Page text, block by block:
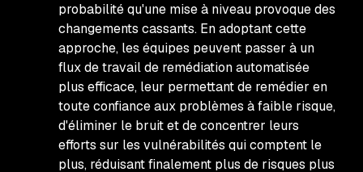
probabilité qu'une mise à niveau provoque des
changements cassants. En adoptant cette
approche, les équipes peuvent passer à un
flux de travail de remédiation automatisée
plus efficace, leur permettant de remédier en
toute confiance aux problèmes à faible risque,
d'éliminer le bruit et de concentrer leurs
efforts sur les vulnérabilités qui comptent le
plus, réduisant finalement plus de risques plus